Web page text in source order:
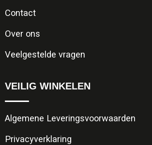
Contact
Over ons
Veelgestelde vragen
VEILIG WINKELEN
Algemene Leveringsvoorwaarden
Privacyverklaring